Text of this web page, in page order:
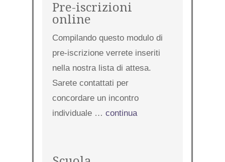
Pre-iscrizioni
online
Compilando questo modulo di
pre-iscrizione verrete inseriti
nella nostra lista di attesa.
Sarete contattati per
concordare un incontro
individuale … continua